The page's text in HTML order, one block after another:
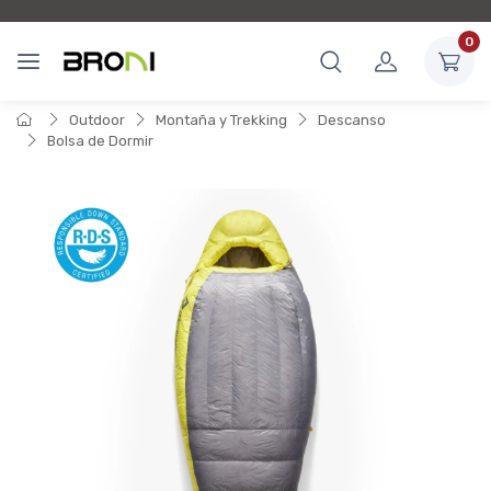
0
Outdoor Montaña y Trekking
Descanso
Bolsa de Dormir